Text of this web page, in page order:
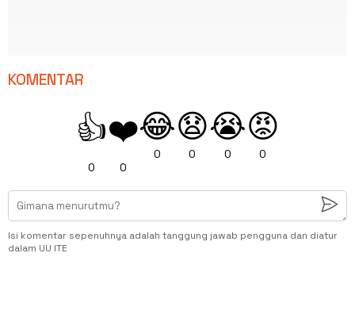
KOMENTAR
👍
0
❤️
0
😂
0
😧
0
😭
0
😡
0
Isi komentar sepenuhnya adalah tanggung jawab pengguna dan diatur
dalam UU ITE